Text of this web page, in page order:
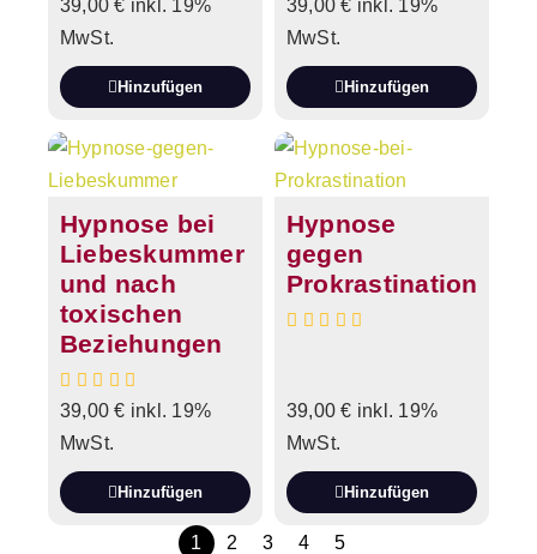
39,00€ inkl. 19%
MwSt.
Hinzufügen
39,00€ inkl. 19%
MwSt.
Hinzufügen
Hypnose bei
Liebeskummer
und nach
toxischen
Beziehungen
39,00€ inkl. 19%
MwSt.
Hinzufügen
Hypnose
gegen
Prokrastination
39,00€ inkl. 19%
MwSt.
Hinzufügen
1 2 3 4 5